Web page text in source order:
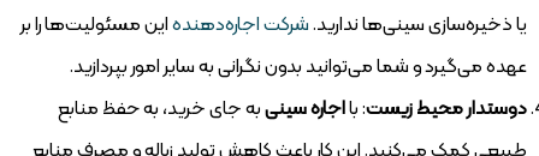
یا ذخیره‌سازی سینی‌ها ندارید.شرکت اجاره‌دهندهاین مسئولیت‌ها را بر
عهده می‌گیرد و شما می‌توانید بدون نگرانی به سایر امور بپردازید.
دوستدار محیط زیست: بااجاره سینیبه جای خرید، به حفظ منابع